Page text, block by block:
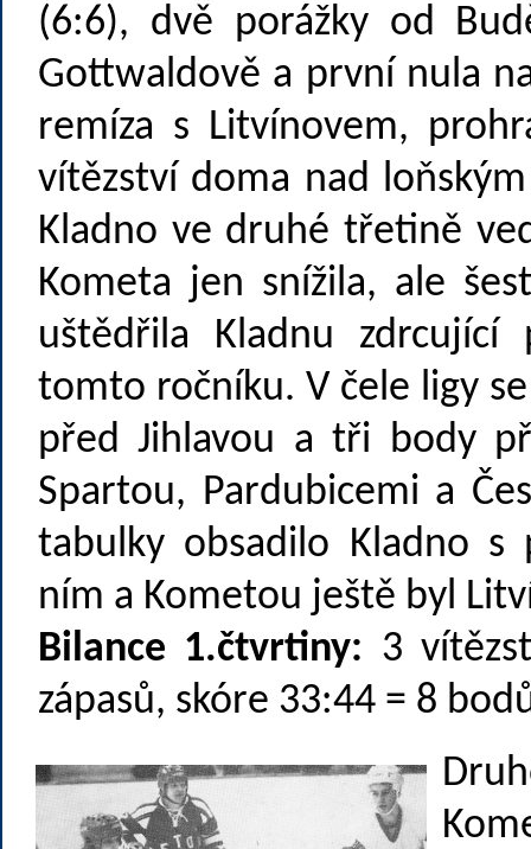
(6:6), dvě porážky od
Gottwaldově a první nula
remíza s Litvínovem,
vítězství doma nad
Kladno ve druhé třetině
Kometa jen snížila, ale
uštědřila Kladnu
tomto ročníku. V čele ligy
před Jihlavou a tři body
Spartou, Pardubicemi a
tabulky obsadilo Kladno
ním a Kometou ještě byl
Bilance 1.čtvrtiny: 3
zápasů, skóre 33:44 = 8